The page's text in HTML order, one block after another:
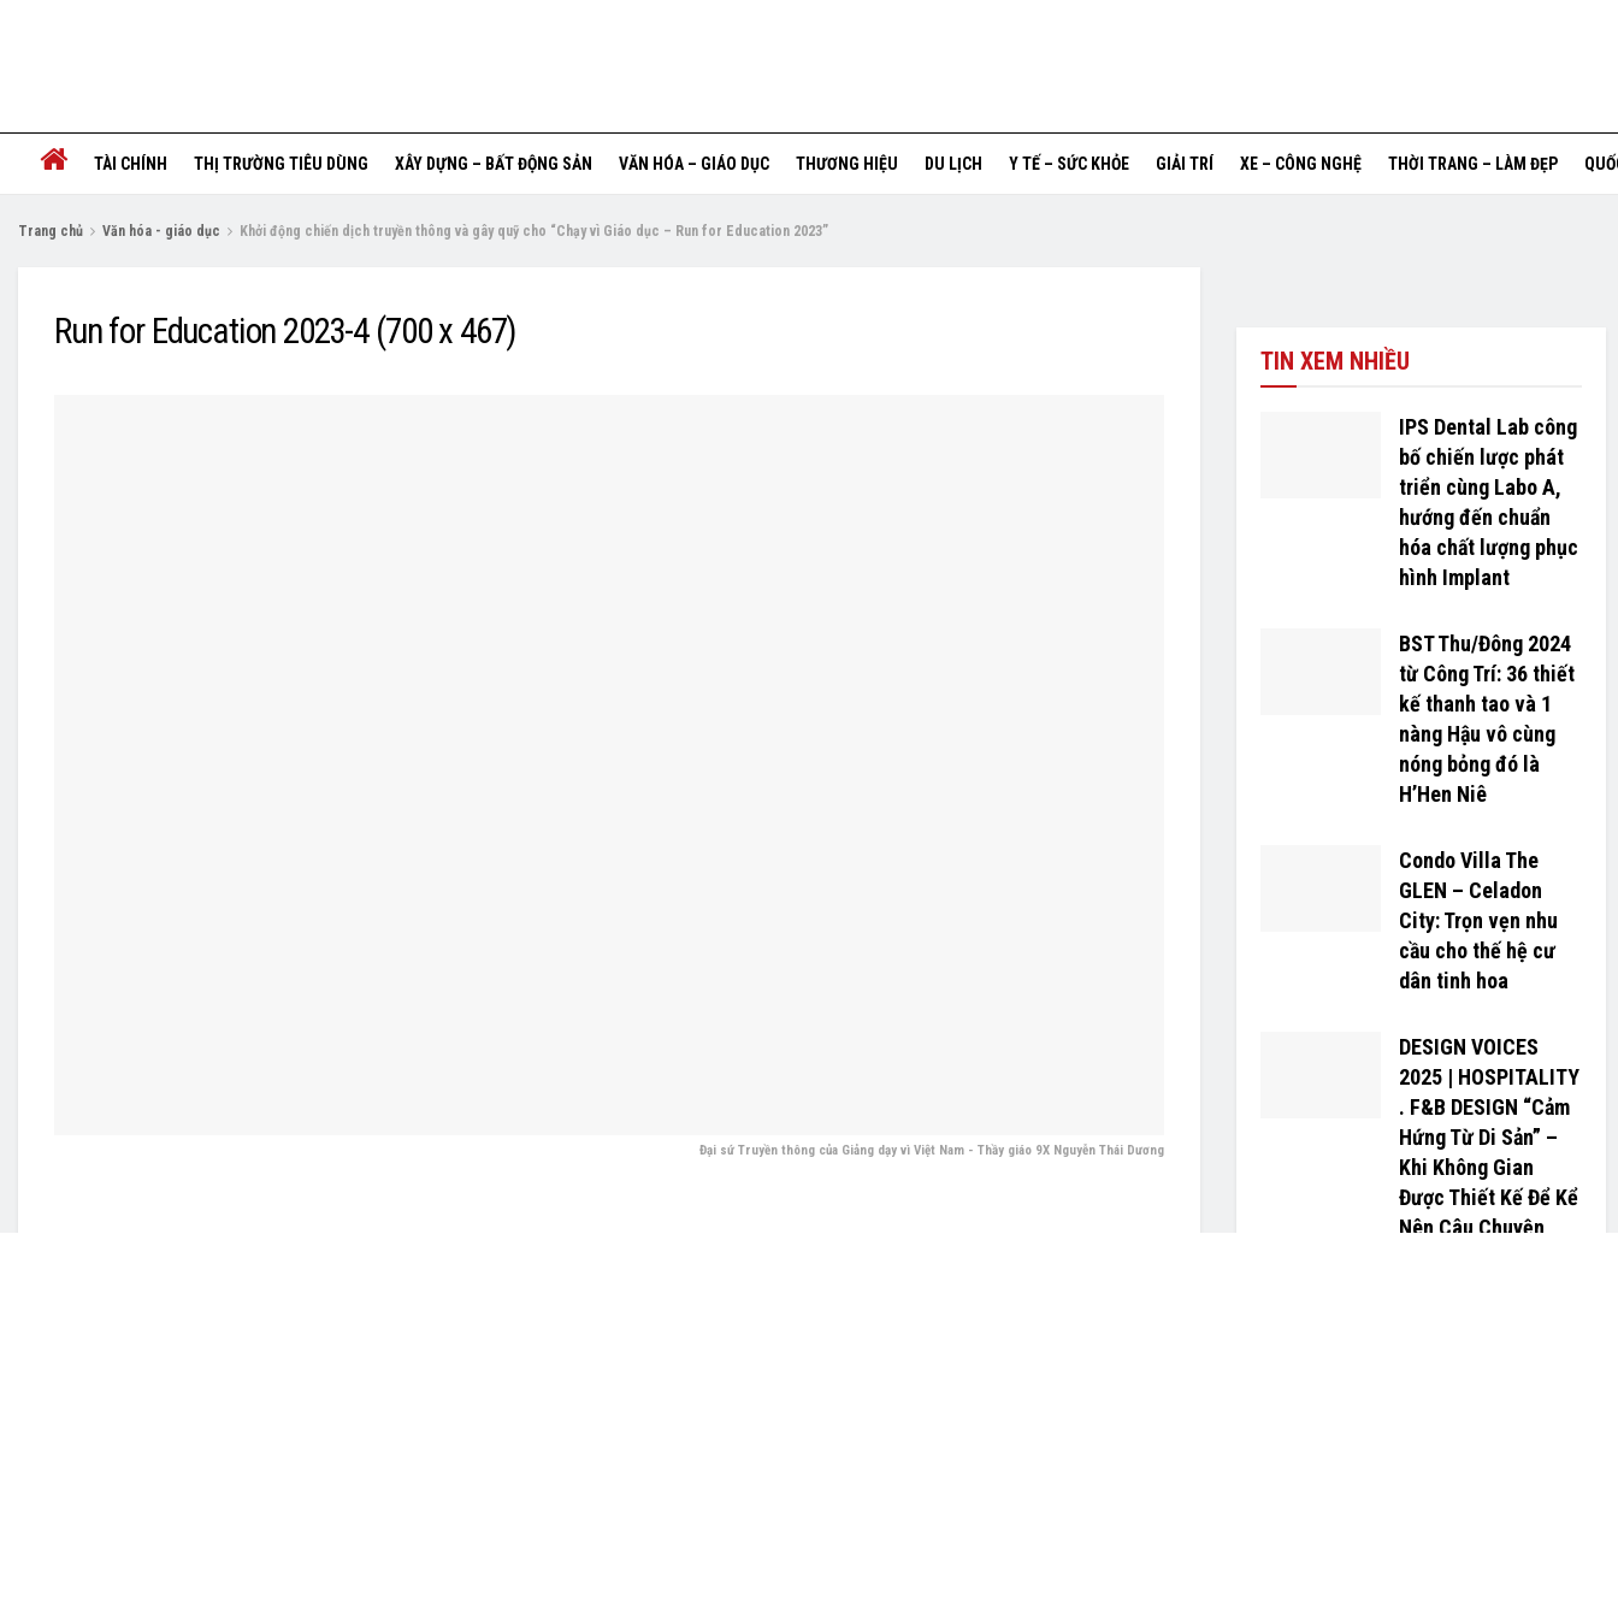
TÀI CHÍNH THỊ TRƯỜNG TIÊU DÙNG XÂY DỰNG – BẤT ĐỘNG SẢN VĂN HÓA – GIÁO DỤC THƯƠNG HIỆU DU LỊCH Y TẾ – SỨC KHỎE GIẢI TRÍ XE – CÔNG NGHỆ THỜI TRANG – LÀM ĐẸP
Trang chủ Văn hóa - giáo dục Khởi động chiến dịch truyền thông và gây quỹ cho “Chạy vì Giáo dục – Run for Education 2023”
Run for Education 2023-4 (700 x 467)
Đại sứ Truyền thông của Giảng dạy vì Việt Nam - Thầy giáo 9X Nguyễn Thái Dương
TIN XEM NHIỀU
IPS Dental Lab công
bố chiến lược phát
triển cùng Labo A,
hướng đến chuẩn
hóa chất lượng phục
hình Implant
BST Thu/Đông 2024
từ Công Trí: 36 thiết
kế thanh tao và 1
nàng Hậu vô cùng
nóng bỏng đó là
H’H­­­­en Niê
Condo Villa The
GLEN – Celadon
City: Trọn vẹn nhu
cầu cho thế hệ cư
dân tinh hoa
DESIGN VOICES
2025 | HOSPITALITY
. F&B DESIGN “Cảm
Hứng Từ Di Sản” –
Khi Không Gian
Được Thiết Kế Để Kể
Nên Câu Chuyện